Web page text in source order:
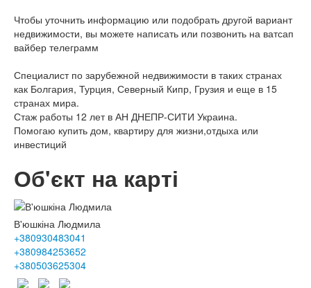
Чтобы уточнить информацию или подобрать другой вариант
недвижимости, вы можете написать или позвонить на ватсап
вайбер телеграмм
Специалист по зарубежной недвижимости в таких странах
как Болгария, Турция, Северный Кипр, Грузия и еще в 15
странах мира.
Стаж работы 12 лет в АН ДНЕПР-СИТИ Украина.
Помогаю купить дом, квартиру для жизни,отдыха или
инвестиций
Об'єкт на карті
В'юшкіна Людмила
+380930483041
+380984253652
+380503625304